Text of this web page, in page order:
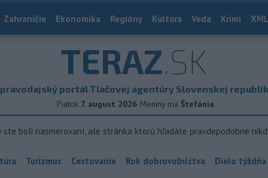
Zahraničie Ekonomika Regióny Kultúra Veda Krimi
TERAZ.SK
portál Tlačovej agentúry Slovenskej
Piatok 7. august 2026 Meniny má Štefánia
ste boli nasmerovaní, ale stránka ktorú hľadáte pravdepodobne
Turizmus Cestovanie Rok dobrovoľníctva Dielo týždňa